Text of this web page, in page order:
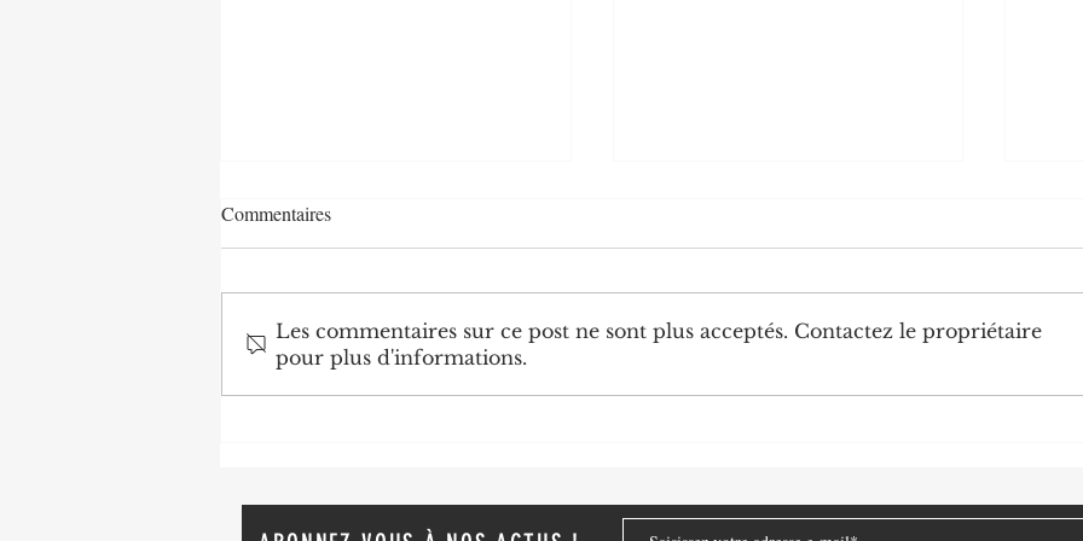
Diplomatie : trois nouveaux
Chine-Congo: la diplomatie
Le
Commentaires
Les commentaires sur ce post ne sont plus acceptés. Contactez le propriétaire
pour plus d'informations.